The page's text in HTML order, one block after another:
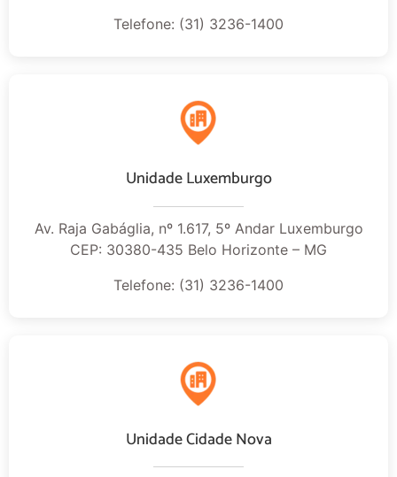
Telefone: (31) 3236-1400
Unidade Luxemburgo
Av. Raja Gabáglia, nº 1.617, 5º Andar Luxemburgo
CEP: 30380-435 Belo Horizonte – MG
Telefone: (31) 3236-1400
Unidade Cidade Nova